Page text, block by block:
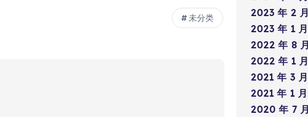
未分类
2023 年 2 月
2023 年 1 月
2022 年 8 月
2022 年 1 月
2021 年 3 月
2021 年 1 月
2020 年 7 月